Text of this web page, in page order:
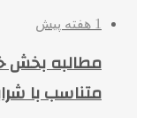
1 هفته پیش
مطالبه بخش
متناسب با